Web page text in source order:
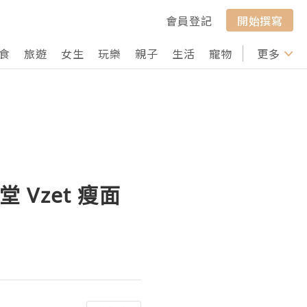
會員登記
開始撰寫
旅遊 女生 玩樂 親子 生活 寵物 行山 打卡
更多
Vzet 瘦面